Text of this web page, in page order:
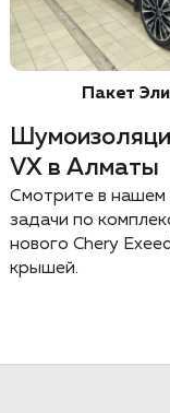
Пакет
VX в Алматы
Смотрите в
задачи по
нового Chery
крышей.